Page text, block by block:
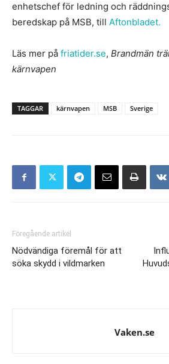
enhetschef för ledning och
beredskap på MSB, till Aftonbladet.
Läs mer på friatider.se, Brandmän
kärnvapen
TAGGAR kärnvapen MSB Sverige
Föregående artikel
Nödvändiga föremål för att
söka skydd i vildmarken
Vaken.se